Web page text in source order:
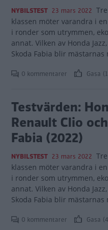
NYBILSTEST 23 mars 2022
klassen möter varandra i
i ronder som utrymmen,
annat. Vilken av Honda
Skoda Fabia blir mästarnas
0 kommentarer Gasa
Testvärden:
Renault Clio
Fabia (2022)
NYBILSTEST 23 mars 2022
klassen möter varandra i
i ronder som utrymmen,
annat. Vilken av Honda
Skoda Fabia blir mästarnas
0 kommentarer Gasa